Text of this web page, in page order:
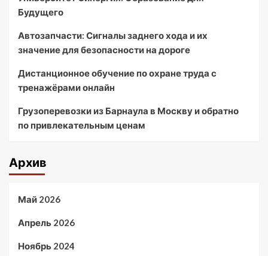
Будущего
Автозапчасти: Сигналы заднего хода и их
значение для безопасности на дороге
Дистанционное обучение по охране труда с
тренажёрами онлайн
Грузоперевозки из Барнаула в Москву и обратно
по привлекательным ценам
Архив
Май 2026
Апрель 2026
Ноябрь 2024